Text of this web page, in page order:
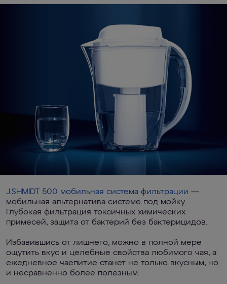
J.SHMIDT 500 мобильная система фильтрации —
мобильная альтернатива системе под мойку.
Глубокая фильтрация токсичных химических
примесей, защита от бактерий без бактерицидов.
Избавившись от лишнего, можно в полной мере
ощутить вкус и целебные свойства любимого чая, а
ежедневное чаепитие станет не только вкусным, но
и несравненно более полезным.